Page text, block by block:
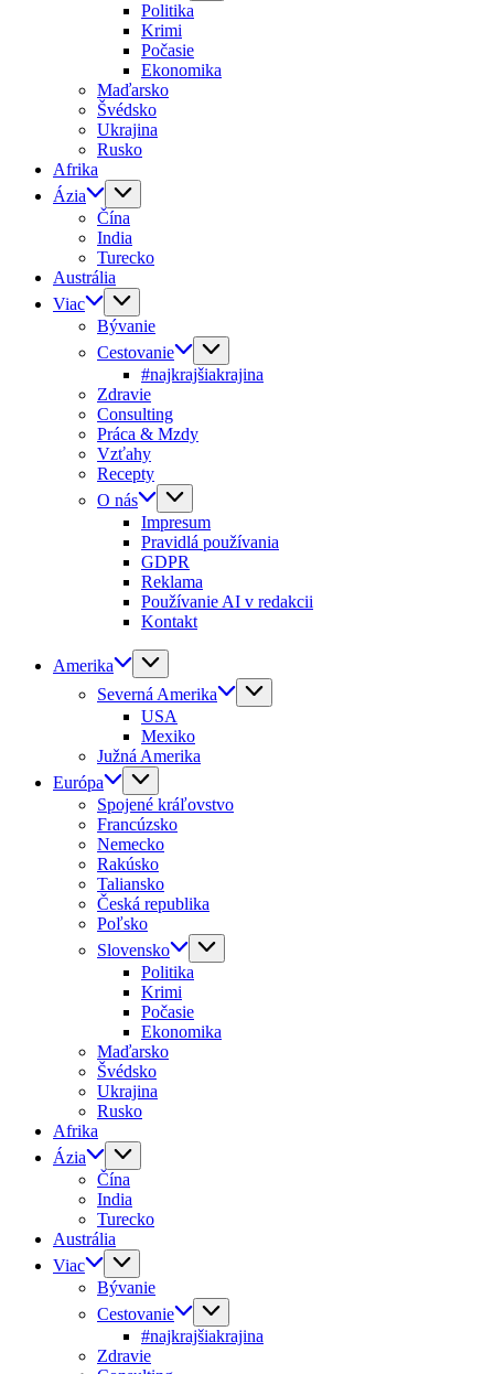
Politika
Krimi
Počasie
Ekonomika
Maďarsko
Švédsko
Ukrajina
Rusko
Afrika
Ázia
Čína
India
Turecko
Austrália
Viac
Bývanie
Cestovanie
#najkrajšiakrajina
Zdravie
Consulting
Práca & Mzdy
Vzťahy
Recepty
O nás
Impresum
Pravidlá používania
GDPR
Reklama
Používanie AI v redakcii
Kontakt
Amerika
Severná Amerika
USA
Mexiko
Južná Amerika
Európa
Spojené kráľovstvo
Francúzsko
Nemecko
Rakúsko
Taliansko
Česká republika
Poľsko
Slovensko
Politika
Krimi
Počasie
Ekonomika
Maďarsko
Švédsko
Ukrajina
Rusko
Afrika
Ázia
Čína
India
Turecko
Austrália
Viac
Bývanie
Cestovanie
#najkrajšiakrajina
Zdravie